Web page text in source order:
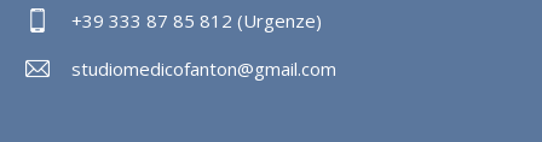
+39 333 87 85 812 (Urgenze)
studiomedicofanton@gmail.com